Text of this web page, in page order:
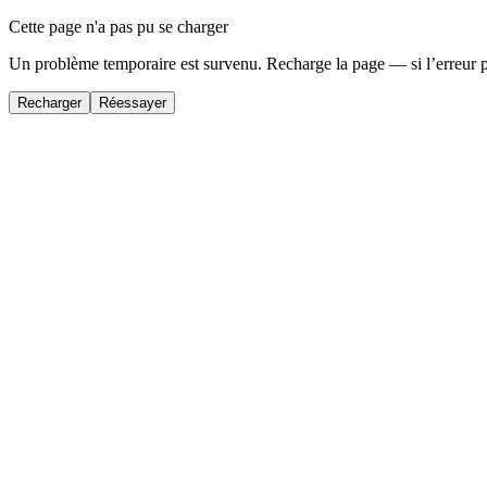
Cette page n'a pas pu se charger
Un problème temporaire est survenu. Recharge la page — si
Recharger Réessayer